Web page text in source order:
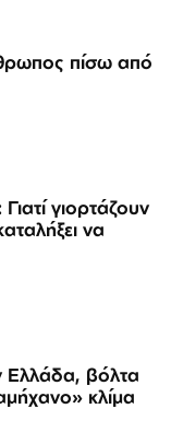
πίσω από
γιορτάζουν
να
Ελλάδα, βόλτα
κλίμα